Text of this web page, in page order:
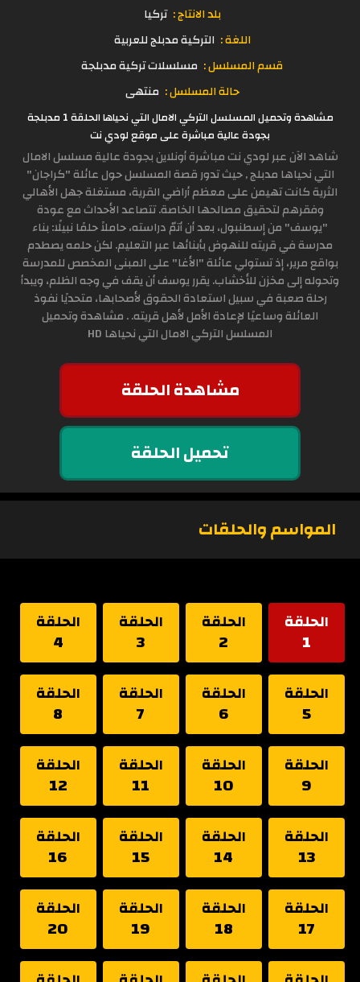
بلد الانتاج : تركيا
اللغة : التركية مدبلج للعربية
قسم المسلسل : مسلسلات تركية مدبلجة
حالة المسلسل : منتهى
مشاهدة وتحميل المسلسل التركي الامال التي نحياها الحلقة 1 مدبلجة
بجودة عالية مباشرة على موقع لودي نت
شاهد الآن عبر لودي نت مباشرة أونلاين بجودة عالية مسلسل الامال
التي نحياها مدبلج , حيث تدور قصة المسلسل حول عائلة "كراجان"
الثرية كانت تهيمن على معظم أراضي القرية، مستغلة جهل الأهالي
وفقرهم لتحقيق مصالحها الخاصة. تتصاعد الأحداث مع عودة
"يوسف" من إسطنبول، بعد أن أتمّ دراسته، حاملاً حلمًا نبيلًا: بناء
مدرسة في قريته للنهوض بأبنائها عبر التعليم. لكن حلمه يصطدم
بواقع مرير، إذ تستولي عائلة "الأغا" على المبنى المخصص للمدرسة
وتحوله إلى مخزن للأخشاب. يقرر يوسف أن يقف في وجه الظلم، ويبدأ
رحلة صعبة في سبيل استعادة الحقوق لأصحابها، متحديًا نفوذ
العائلة وساعيًا لإعادة الأمل لأهل قريته. . مشاهدة وتحميل
المسلسل التركي الامال التي نحياها HD
مشاهدة الحلقة
تحميل الحلقة
المواسم والحلقات
الحلقة
1
الحلقة
2
الحلقة
3
الحلقة
4
الحلقة
5
الحلقة
6
الحلقة
7
الحلقة
8
الحلقة
9
الحلقة
10
الحلقة
11
الحلقة
12
الحلقة
13
الحلقة
14
الحلقة
15
الحلقة
16
الحلقة
17
الحلقة
18
الحلقة
19
الحلقة
20